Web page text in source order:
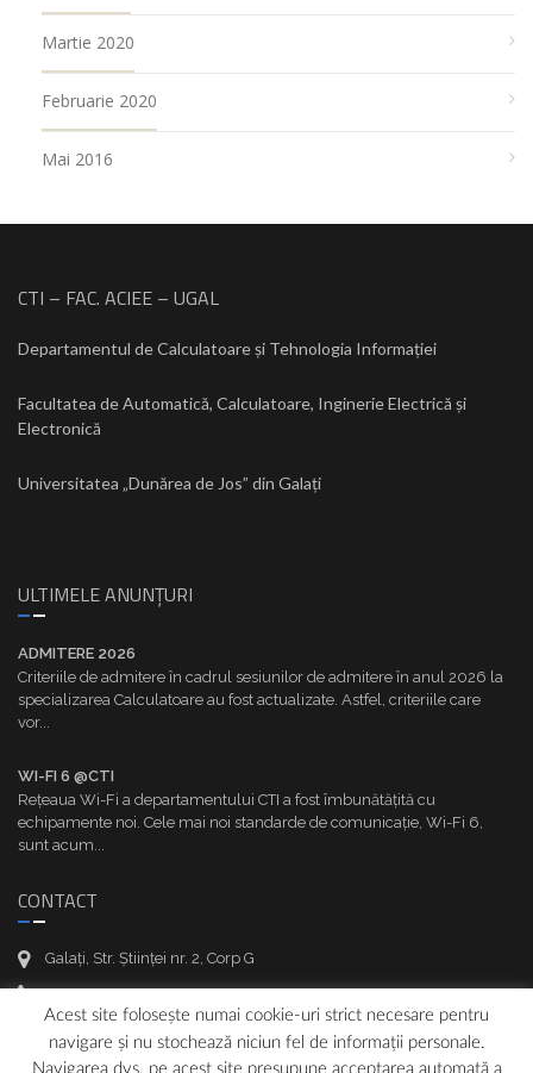
Martie 2020
Februarie 2020
Mai 2016
CTI – FAC. ACIEE – UGAL
Departamentul de Calculatoare și Tehnologia Informației
Facultatea de Automatică, Calculatoare, Inginerie Electrică și
Electronică
Universitatea „Dunărea de Jos” din Galați
ULTIMELE ANUNȚURI
ADMITERE 2026
Criteriile de admitere în cadrul sesiunilor de admitere în anul 2026 la
specializarea Calculatoare au fost actualizate. Astfel, criteriile care
vor...
WI-FI 6 @CTI
Rețeaua Wi-Fi a departamentului CTI a fost îmbunătățită cu
echipamente noi. Cele mai noi standarde de comunicație, Wi-Fi 6,
sunt acum...
CONTACT
Galați, Str. Științei nr. 2, Corp G
+40 336 130 236
+40 236 470 905
support.cti (at) ugal.ro
Acest site folosește numai cookie-uri strict necesare pentru
navigare și nu stochează niciun fel de informații personale.
Navigarea dvs. pe acest site presupune acceptarea automată a